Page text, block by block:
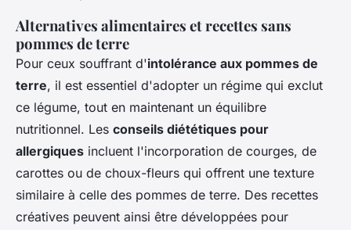
Alternatives alimentaires et recettes sans
pommes de terre
Pour ceux souffrant d'intolérance aux pommes de
terre, il est essentiel d'adopter un régime qui exclut
ce légume, tout en maintenant un équilibre
nutritionnel. Les conseils diététiques pour
allergiques incluent l'incorporation de courges, de
carottes ou de choux-fleurs qui offrent une texture
similaire à celle des pommes de terre. Des recettes
créatives peuvent ainsi être développées pour